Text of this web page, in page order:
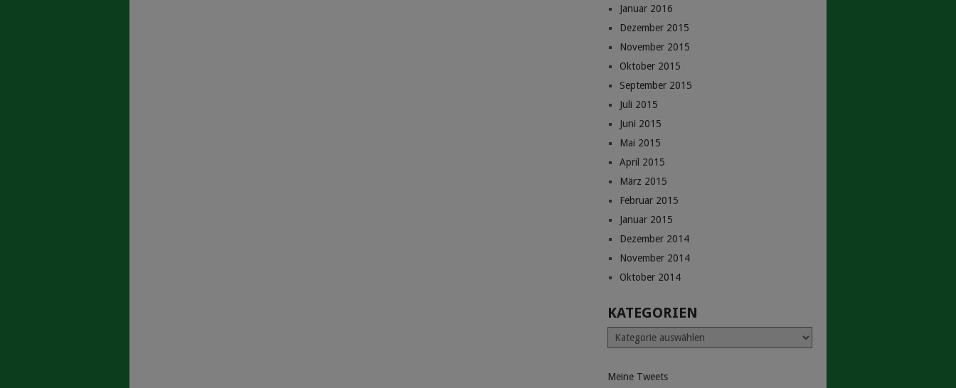
Januar 2016
Dezember 2015
November 2015
Oktober 2015
September 2015
Juli 2015
Juni 2015
Mai 2015
April 2015
März 2015
Februar 2015
Januar 2015
Dezember 2014
November 2014
Oktober 2014
KATEGORIEN
Kategorien
Meine Tweets